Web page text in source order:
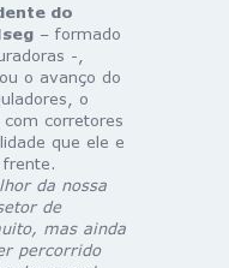
do
– formado
-,
o avanço do
o
corretores
que ele e
da nossa
de
mas ainda
percorrido